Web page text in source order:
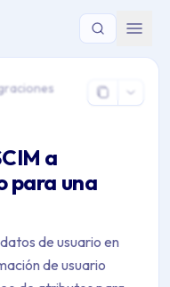
> Integraciones
a
para una
de usuario en
de usuario